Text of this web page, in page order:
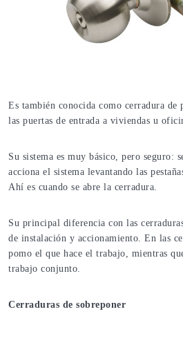
Es también conocida como cerradura de
las puertas de entrada a viviendas u
Su sistema es muy básico, pero seguro:
acciona el sistema levantando las
Ahí es cuando se abre la cerradura.
Su principal diferencia con las
de instalación y accionamiento. En las
pomo el que hace el trabajo, mientras
trabajo conjunto.
Cerraduras de sobreponer